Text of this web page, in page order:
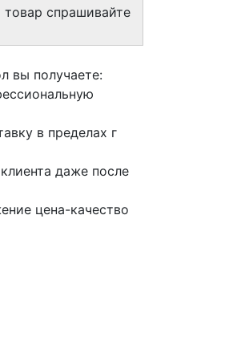
спрашивайте
вы получаете:
в пределах г
даже после
цена-качество